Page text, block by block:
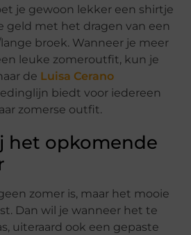
je gewoon lekker een shirtje
geld met het dragen van een
broek. Wanneer je meer
leuke zomeroutfit, kun je
de Luisa Cerano
biedt voor iedereen
zomerse outfit.
het opkomende
zomer is, maar het mooie
Dan wil je wanneer het te
uiteraard ook een gepaste